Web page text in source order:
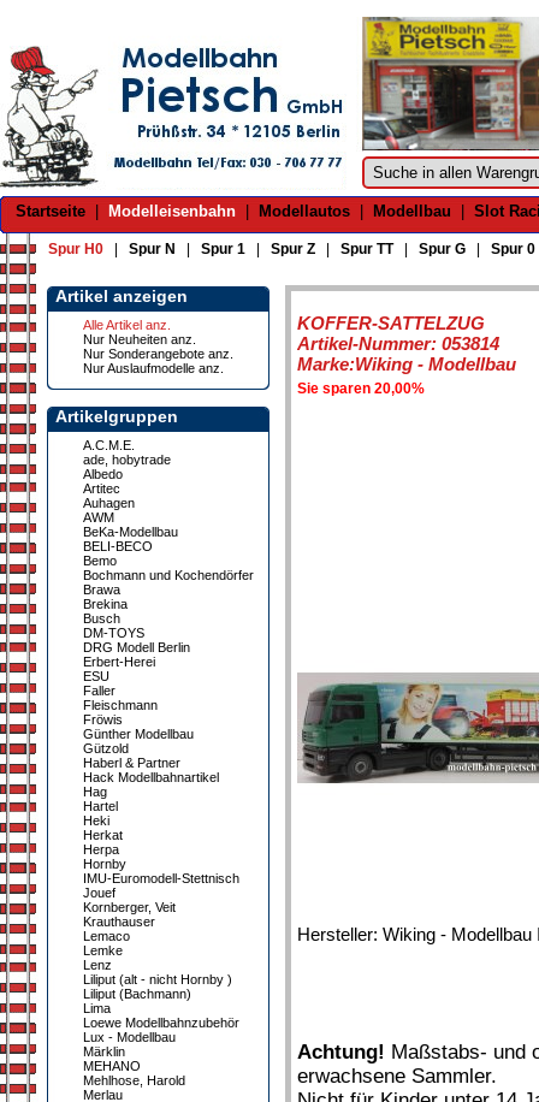
Startseite Modelleisenbahn Modellautos Modellbau Slot
Spur H0 Spur N Spur 1 Spur Z Spur TT| Spur G Spur 0
Artikel anzeigen
Alle Artikel anz.
Nur Neuheiten anz.
Nur Sonderangebote anz.
Nur Auslaufmodelle anz.
Artikelgruppen
A.C.M.E.
ade, hobytrade
Albedo
Artitec
Auhagen
AWM
BeKa-Modellbau
BELI-BECO
Bemo
Bochmann und Kochendörfer
Brawa
Brekina
Busch
DM-TOYS
DRG Modell Berlin
Erbert-Herei
ESU
Faller
Fleischmann
Fröwis
Günther Modellbau
Gützold
Haberl & Partner
Hack Modellbahnartikel
Hag
Hartel
Heki
Herkat
Herpa
Hornby
IMU-Euromodell-Stettnisch
Jouef
Kornberger, Veit
Krauthauser
Lemaco
Lemke
Lenz
Liliput (alt - nicht Hornby )
Liliput (Bachmann)
Lima
Loewe Modellbahnzubehör
Lux - Modellbau
Märklin
MEHANO
Mehlhose, Harold
Merlau
KOFFER-SATTELZUG
Artikel-Nummer: 053814
Marke:Wiking - Modellbau
Sie sparen 20,00%
Hersteller: Wiking -
Achtung! Maßstabs- und
erwachsene Sammler.